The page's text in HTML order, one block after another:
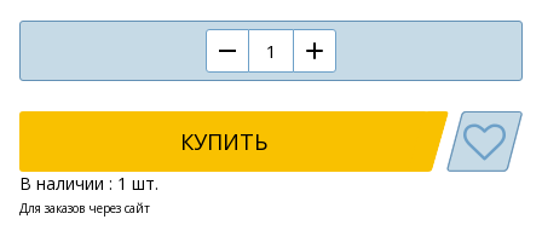
КУПИТЬ
В наличии : 1 шт.
Для заказов через сайт